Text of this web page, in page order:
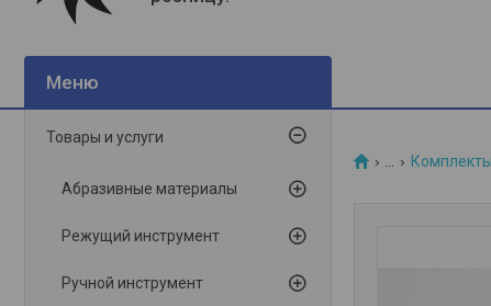
Товары и услуги
Абразивные материалы
Режущий инструмент
Ручной инструмент